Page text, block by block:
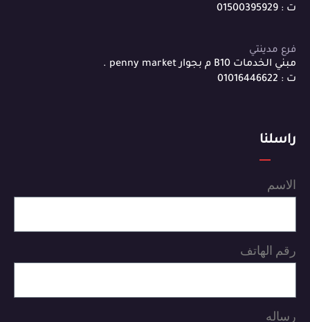
ت : 01500395929
فرع مدينتي
مبني الخدمات B10 م بجوار penny market .
ت : 01016446622
راسلنا
الاسم
رقم الهاتف
رساله